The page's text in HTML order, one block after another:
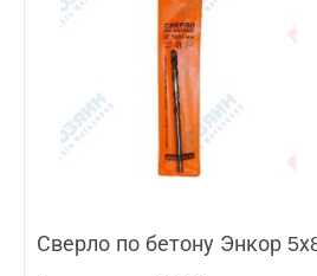
Сверло по бетону Энкор